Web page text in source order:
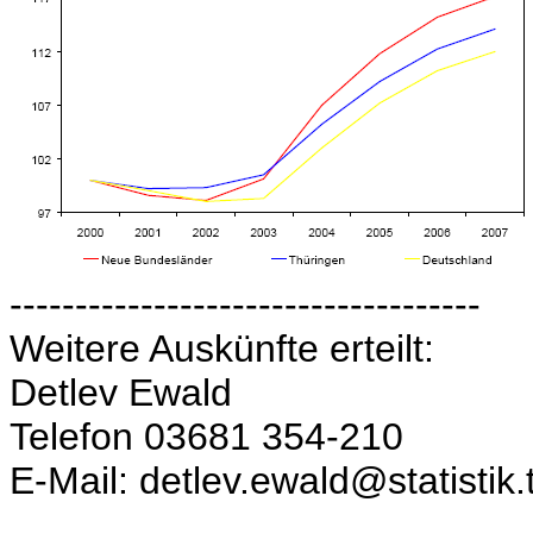
------------------------------------
Weitere Auskünfte erteilt:
Detlev Ewald
Telefon 03681 354-210
E-Mail: